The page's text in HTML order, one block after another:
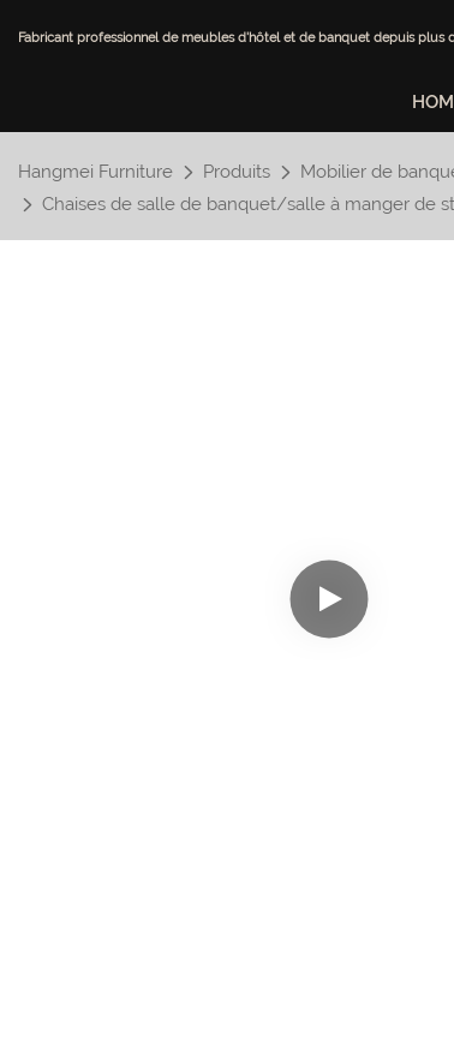
Fabricant professionnel de meubles d'hôtel et de banquet depuis plus
Hangmei Furniture Produits Mobilier de
Chaises de salle de banquet/salle à manger de